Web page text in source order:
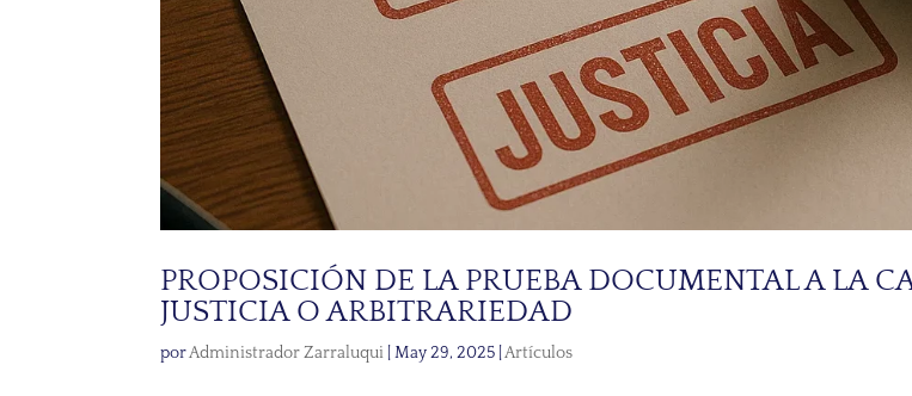
PROPOSICIÓN DE LA PRUEBA DOCUMENTAL A LA
JUSTICIA O ARBITRARIEDAD
porAdministrador Zarraluqui |May 29, 2025 |Artículos